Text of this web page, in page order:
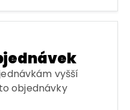
vyšší
objednávky